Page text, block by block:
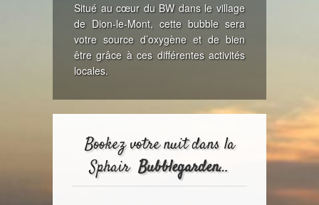
Situé au cœur du BW dans le village
de Dion-le-Mont, cette bubble sera
votre source d’oxygène et de bien
être grâce à ces différentes activités
locales.
Bookez votre nuit dans la
Sphair Bubblegarden…